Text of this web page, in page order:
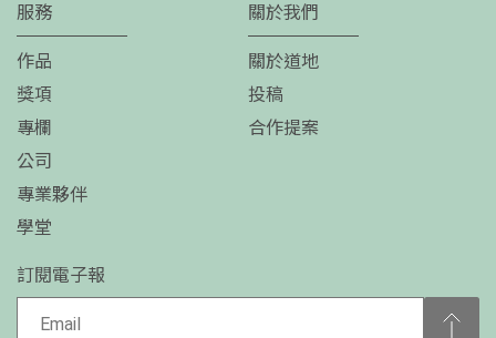
服務
作品
獎項
專欄
公司
專業夥伴
學堂
關於我們
關於道地
投稿
合作提案
訂閱電子報